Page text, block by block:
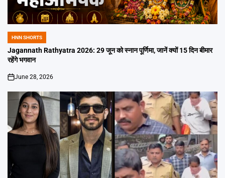
POSTED
IN
HNN SHORTS
Jagannath Rathyatra 2026: 29 जून को स्नान पूर्णिमा, जानें क्यों 15 दिन बीमार
रहेंगे भगवान
on
June 28, 2026